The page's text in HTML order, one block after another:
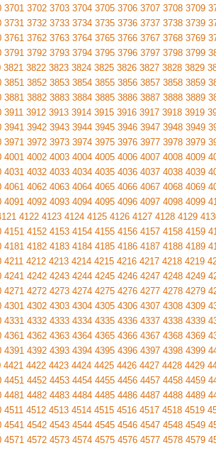
3701 3702 3703 3704 3705 3706 3707 3708 3709
3731 3732 3733 3734 3735 3736 3737 3738 3739
3761 3762 3763 3764 3765 3766 3767 3768 3769
3791 3792 3793 3794 3795 3796 3797 3798 3799
3821 3822 3823 3824 3825 3826 3827 3828 3829
3851 3852 3853 3854 3855 3856 3857 3858 3859
3881 3882 3883 3884 3885 3886 3887 3888 3889
3911 3912 3913 3914 3915 3916 3917 3918 3919
3941 3942 3943 3944 3945 3946 3947 3948 3949
3971 3972 3973 3974 3975 3976 3977 3978 3979
4001 4002 4003 4004 4005 4006 4007 4008 4009
4031 4032 4033 4034 4035 4036 4037 4038 4039
4061 4062 4063 4064 4065 4066 4067 4068 4069
4091 4092 4093 4094 4095 4096 4097 4098 4099
4122 4123 4124 4125 4126 4127 4128 4129
4151 4152 4153 4154 4155 4156 4157 4158 4159
4181 4182 4183 4184 4185 4186 4187 4188 4189
4211 4212 4213 4214 4215 4216 4217 4218 4219
4241 4242 4243 4244 4245 4246 4247 4248 4249
4271 4272 4273 4274 4275 4276 4277 4278 4279
4301 4302 4303 4304 4305 4306 4307 4308 4309
4331 4332 4333 4334 4335 4336 4337 4338 4339
4361 4362 4363 4364 4365 4366 4367 4368 4369
4391 4392 4393 4394 4395 4396 4397 4398 4399
4421 4422 4423 4424 4425 4426 4427 4428 4429
4451 4452 4453 4454 4455 4456 4457 4458 4459
4481 4482 4483 4484 4485 4486 4487 4488 4489
4511 4512 4513 4514 4515 4516 4517 4518 4519
4541 4542 4543 4544 4545 4546 4547 4548 4549
4571 4572 4573 4574 4575 4576 4577 4578 4579